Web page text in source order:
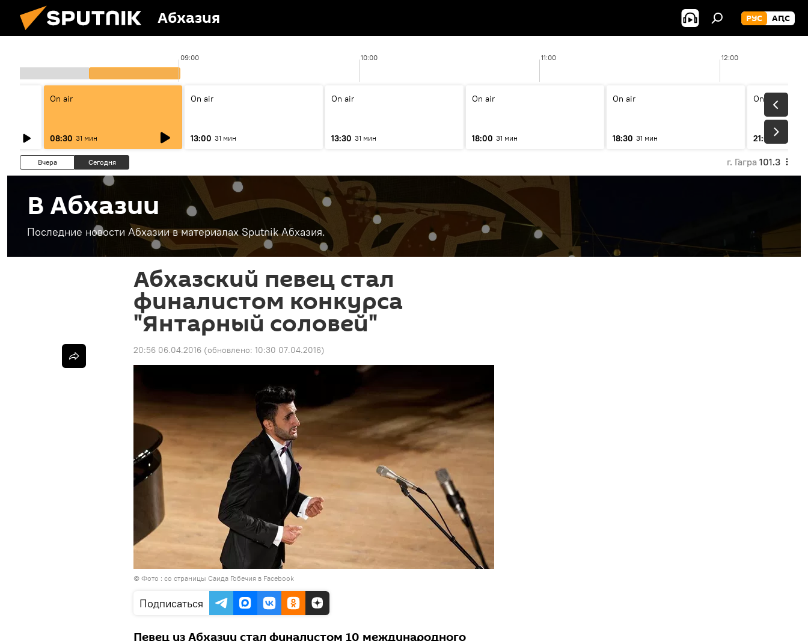
Абхазия РУС АԤС
09:00 10:00 11:00 12:00
On air
08:30 31 мин
On air
13:00 31 мин
On air
13:30 31 мин
On air
18:00 31 мин
On air
18:30 31 мин
On air
21:00
Вчера Сегодня г. Гагра 101.3
В Абхазии
Последние новости Абхазии в материалах Sputnik Абхазия.
Абхазский певец стал
финалистом конкурса
"Янтарный соловей"
20:56 06.04.2016 (обновлено: 10:30 07.04.2016)
© Фото : со страницы Саида Гобечия в Facebook
Подписаться
Певец из Абхазии стал финалистом 10 международного